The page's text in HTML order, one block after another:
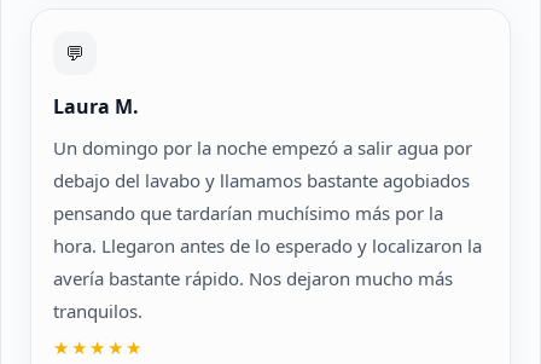
💬
Laura M.
Un domingo por la noche empezó a salir agua por
debajo del lavabo y llamamos bastante agobiados
pensando que tardarían muchísimo más por la
hora. Llegaron antes de lo esperado y localizaron la
avería bastante rápido. Nos dejaron mucho más
tranquilos.
★★★★★